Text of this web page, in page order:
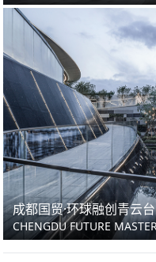
成都国贸·环球融创青云台
CHENGDU FUTURE